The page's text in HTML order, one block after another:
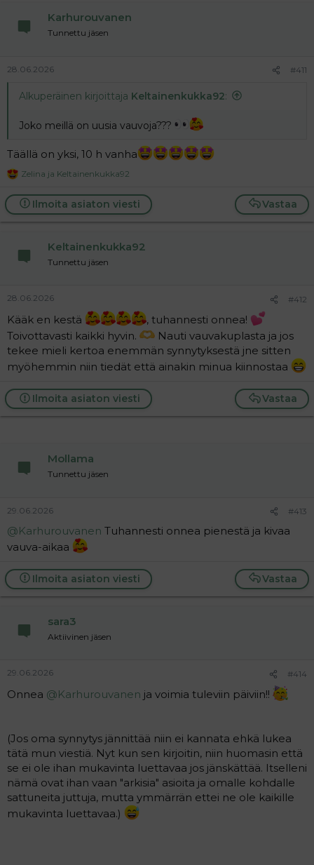
Karhurouvanen
Tunnettu jäsen
28.06.2026 #411
Alkuperäinen kirjoittaja Keltainenkukka92:
Joko meillä on uusia vauvoja???
Täällä on yksi, 10 h vanha
R
a
c
t
Zelina ja Keltainenkukka92
Vastaa
Ilmoita asiaton viesti
Keltainenkukka92
Tunnettu jäsen
28.06.2026 #412
Kääk en kestä
, tuhannesti onnea!
Toivottavasti kaikki hyvin.
Nauti vauvakuplasta ja jos
tekee mieli kertoa enemmän synnytyksestä jne sitten
myöhemmin niin tiedät että ainakin minua kiinnostaa
Vastaa
Ilmoita asiaton viesti
Mollama
Tunnettu jäsen
29.06.2026 #413
@Karhurouvanen Tuhannesti onnea pienestä ja kivaa
vauva-aikaa
Vastaa
Ilmoita asiaton viesti
sara3
Aktiivinen jäsen
29.06.2026 #414
Onnea @Karhurouvanen ja voimia tuleviin päiviin!!
(Jos oma synnytys jännittää niin ei kannata ehkä lukea
tätä mun viestiä. Nyt kun sen kirjoitin, niin huomasin että
se ei ole ihan mukavinta luettavaa jos jänskättää. Itselleni
nämä ovat ihan vaan "arkisia" asioita ja omalle kohdalle
sattuneita juttuja, mutta ymmärrän ettei ne ole kaikille
mukavinta luettavaa.)